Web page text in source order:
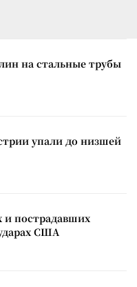
на стальные трубы
упали до низшей
и пострадавших
США